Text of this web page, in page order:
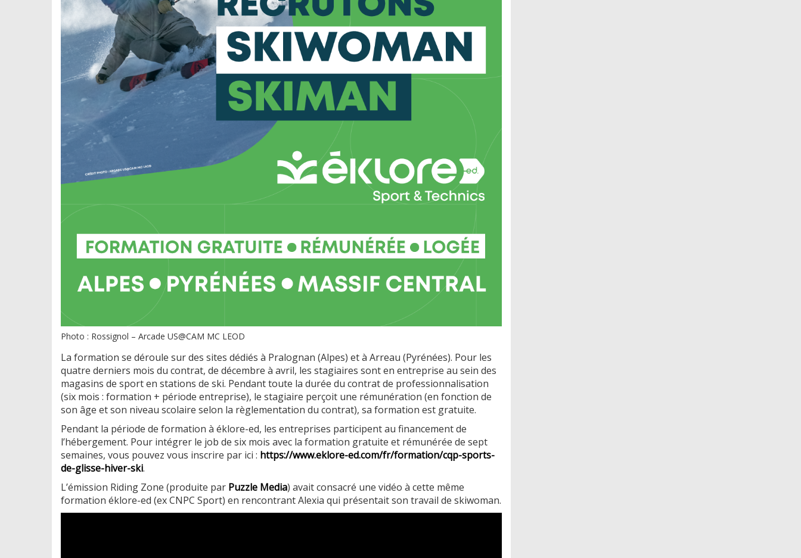
Photo : Rossignol – Arcade US@CAM MC LEOD
La formation se déroule sur des sites dédiés à Pralognan (Alpes) et à Arreau (Pyrénées). Pour les
quatre derniers mois du contrat, de décembre à avril, les stagiaires sont en entreprise au sein des
magasins de sport en stations de ski. Pendant toute la durée du contrat de professionnalisation
(six mois : formation + période entreprise), le stagiaire perçoit une rémunération (en fonction de
son âge et son niveau scolaire selon la règlementation du contrat), sa formation est gratuite.
Pendant la période de formation à éklore-ed, les entreprises participent au financement de
l’hébergement. Pour intégrer le job de six mois avec la formation gratuite et rémunérée de sept
semaines, vous pouvez vous inscrire par ici : https://www.eklore-ed.com/fr/formation/cqp-sports-
de-glisse-hiver-ski.
L’émission Riding Zone (produite par Puzzle Media) avait consacré une vidéo à cette même
formation éklore-ed (ex CNPC Sport) en rencontrant Alexia qui présentait son travail de skiwoman.